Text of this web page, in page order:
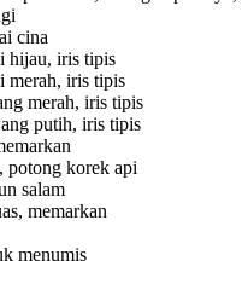
cina
hijau, iris tipis
merah, iris tipis
merah, iris tipis
putih, iris tipis
potong korek api
salam
memarkan
menumis